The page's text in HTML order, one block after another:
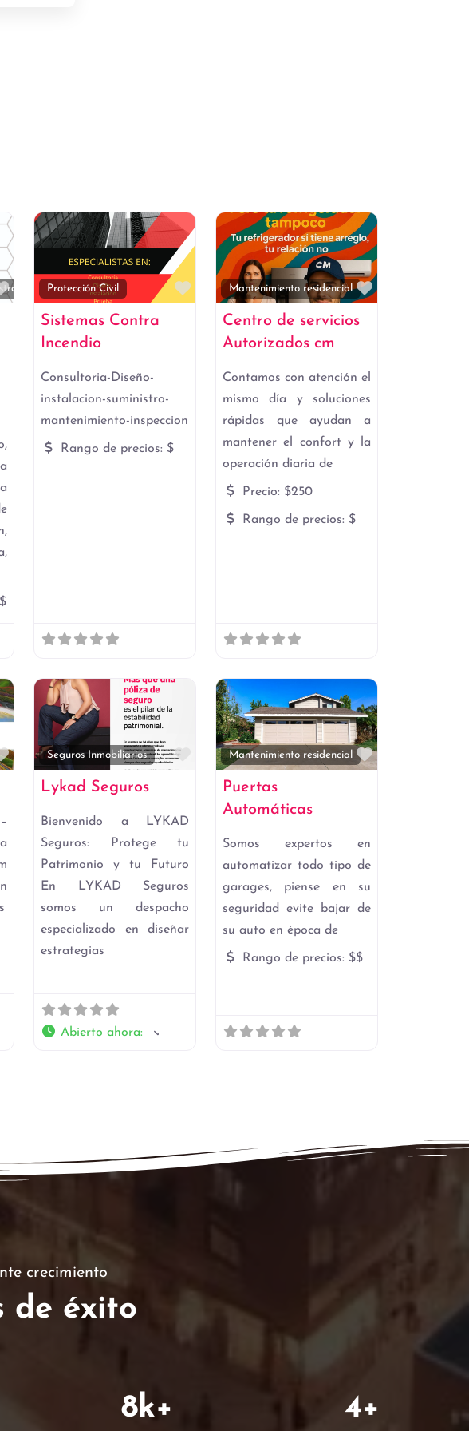
FavoritoProtección Civil
Favorito
Sistemas Contra
Incendio
Consultoria-Diseño-
instalacion-suministro-
mantenimiento-inspeccion
Rango de precios: $
Mantenimiento residencial
Favorito
Centro de servicios
Autorizados cm
Contamos con atención el
mismo día y soluciones
rápidas que ayudan a
mantener el confort y la
operación diaria de
Precio: $250
Rango de precios: $
FavoritoSeguros Inmobiliarios
Favorito
Lykad Seguros
Bienvenido a LYKAD
Seguros: Protege tu
Patrimonio y tu Futuro
En LYKAD Seguros
somos un despacho
especializado en diseñar
estrategias
Abierto ahora:
Mantenimiento residencial
Favorito
Puertas
Automáticas
Somos expertos en
automatizar todo tipo de
garages, piense en su
seguridad evite bajar de
su auto en época de
Rango de precios: $$
crecimiento
de éxito
8k+ 4+